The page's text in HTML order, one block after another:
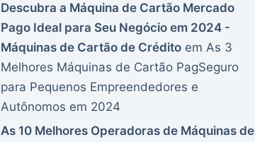
Descubra a Máquina de Cartão Mercado
Pago Ideal para Seu Negócio em 2024 -
Máquinas de Cartão de Crédito emAs 3
Melhores Máquinas de Cartão PagSeguro
para Pequenos Empreendedores e
Autônomos em 2024
As 10 Melhores Operadoras de Máquinas de